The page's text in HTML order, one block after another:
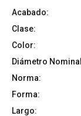
Acabado:
Clase:
Color:
Diámetro
Norma:
Forma:
Largo: